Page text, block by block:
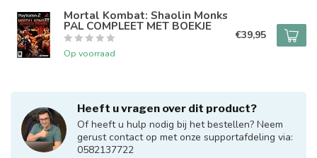
Mortal Kombat: Shaolin Monks
PAL COMPLEET MET BOEKJE
Op voorraad
€39,95
Heeft u vragen over dit product?
Of heeft u hulp nodig bij het bestellen? Neem
gerust contact op met onze supportafdeling via:
0582137722